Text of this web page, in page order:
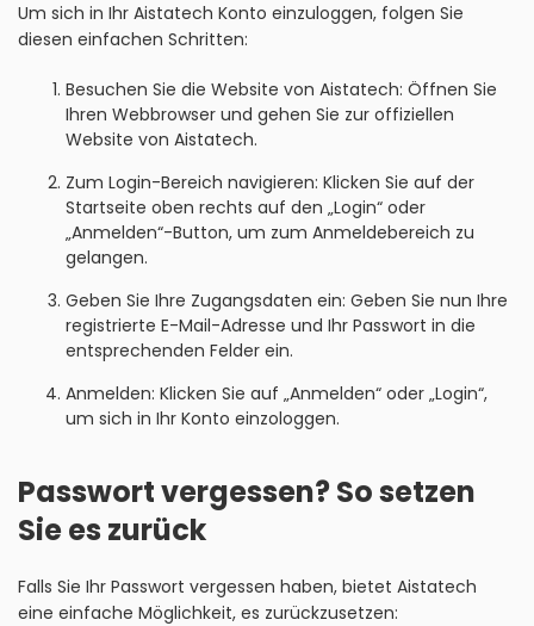
Um sich in Ihr Aistatech Konto einzuloggen, folgen Sie
diesen einfachen Schritten:
Besuchen Sie die Website von Aistatech: Öffnen Sie
Ihren Webbrowser und gehen Sie zur offiziellen
Website von Aistatech.
Zum Login-Bereich navigieren: Klicken Sie auf der
Startseite oben rechts auf den „Login“ oder
„Anmelden“-Button, um zum Anmeldebereich zu
gelangen.
Geben Sie Ihre Zugangsdaten ein: Geben Sie nun Ihre
registrierte E-Mail-Adresse und Ihr Passwort in die
entsprechenden Felder ein.
Anmelden: Klicken Sie auf „Anmelden“ oder „Login“,
um sich in Ihr Konto einzologgen.
Passwort vergessen? So setzen
Sie es zurück
Falls Sie Ihr Passwort vergessen haben, bietet Aistatech
eine einfache Möglichkeit, es zurückzusetzen: